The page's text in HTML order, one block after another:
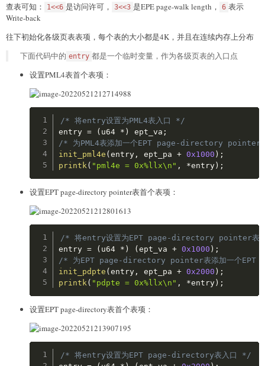
查表可知： 1<<6 是访问许可， 3<<3 是EPE page-walk length， 6 表示
Write-back
往下初始化各级页表表项，每个表的大小都是4K，并且在连续内存上分布
下面代码中的 entry 都是一个临时变量，作为各级页表的入口点
设置PML4表首个表项：
/* 将entry设置为PML4表入口 */
entry = ( u64 * ) ept_va ;
/* 为PML4表添加一个EPT page-directory pointer
init_pml4e (entry , ept_pa + 0x1000 ) ;
printk ( "pml4e = 0x%llx\n" , *entry ) ;
设置EPT page-directory pointer表首个表项：
/* 将entry设置为EPT page-directory pointer表
entry = ( u64 * ) (ept_va + 0x1000 ) ;
/* 为EPT page-directory pointer表添加一个
init_pdpte (entry , ept_pa + 0x2000 ) ;
printk ( "pdpte = 0x%llx\n" , *entry ) ;
设置EPT page-directory表首个表项：
/* 将entry设置为EPT page-directory表入口 */